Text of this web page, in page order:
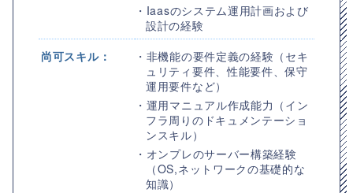
・Iaasのシステム運用計画および
設計の経験
尚可スキル：
・非機能の要件定義の経験（セキ
ュリティ要件、性能要件、保守
運用要件など）
・運用マニュアル作成能力（イン
フラ周りのドキュメンテーショ
ンスキル）
・オンプレのサーバー構築経験
（OS,ネットワークの基礎的な
知識）